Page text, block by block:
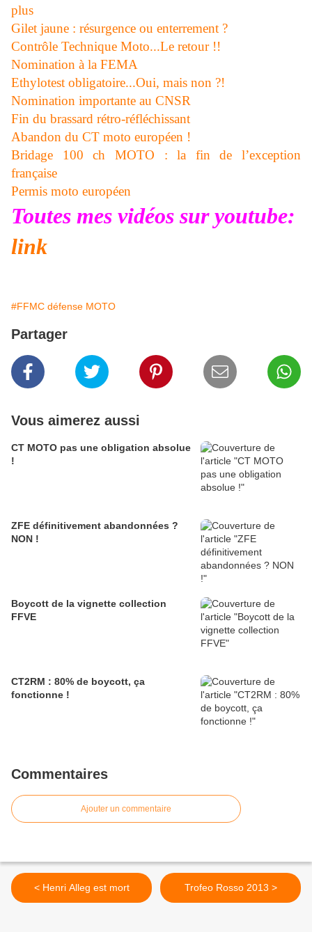
plus
Gilet jaune : résurgence ou enterrement ?
Contrôle Technique Moto...Le retour !!
Nomination à la FEMA
Ethylotest obligatoire...Oui, mais non ?!
Nomination importante au CNSR
Fin du brassard rétro-réfléchissant
Abandon du CT moto européen !
Bridage 100 ch MOTO : la fin de l’exception
française
Permis moto européen
Toutes mes vidéos sur youtube:
link
#FFMC défense MOTO
Partager
Vous aimerez aussi
CT MOTO pas une obligation absolue
!
ZFE définitivement abandonnées ?
NON !
Boycott de la vignette collection
FFVE
CT2RM : 80% de boycott, ça
fonctionne !
Commentaires
Ajouter un commentaire
< Henri Alleg est mort Trofeo Rosso 2013 >